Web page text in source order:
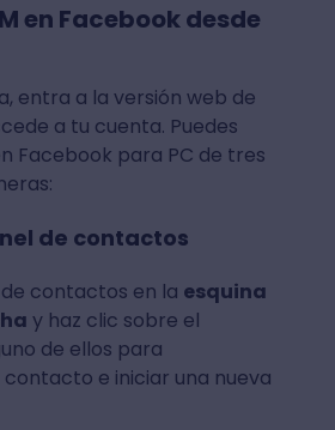
en Facebook desde
entra a la versión web de
a tu cuenta. Puedes
Facebook para PC de tres
de contactos
contactos en la esquina
y haz clic sobre el
de ellos para
e iniciar una nueva